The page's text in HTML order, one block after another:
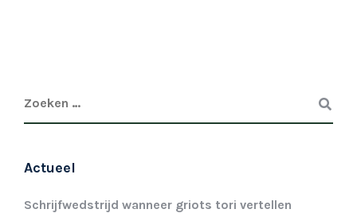
Actueel
Schrijfwedstrijd wanneer griots tori vertellen